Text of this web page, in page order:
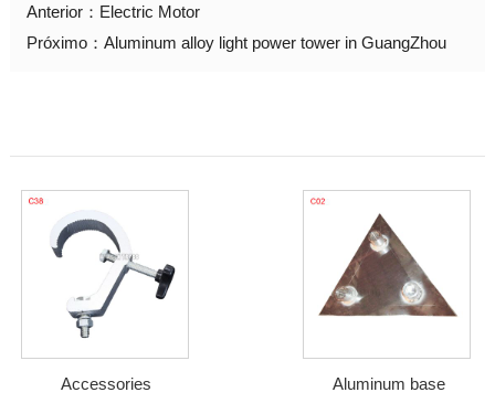
Anterior： Electric Motor
Próximo： Aluminum alloy light power tower in GuangZhou
Accessories Aluminum base